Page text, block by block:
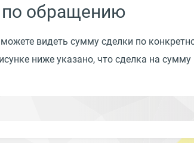
по обращению
видеть сумму сделки по
ниже указано, что сделка на